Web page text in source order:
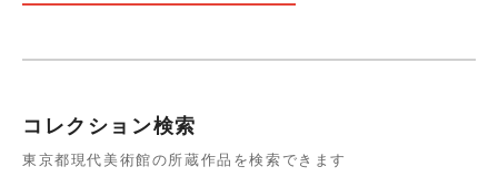
コレクション検索
東京都現代美術館の所蔵作品を検索できます